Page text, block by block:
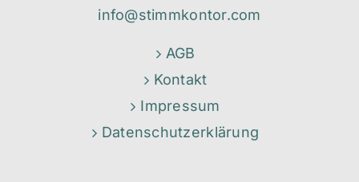
info@stimmkontor.com
AGB
Kontakt
Impressum
Datenschutzerklärung